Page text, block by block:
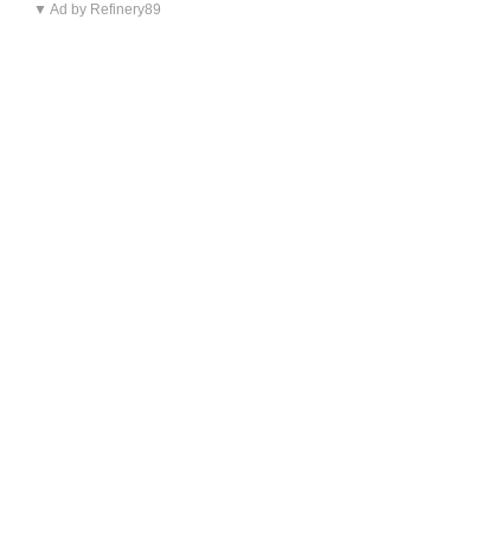
▼ Ad by Refinery89